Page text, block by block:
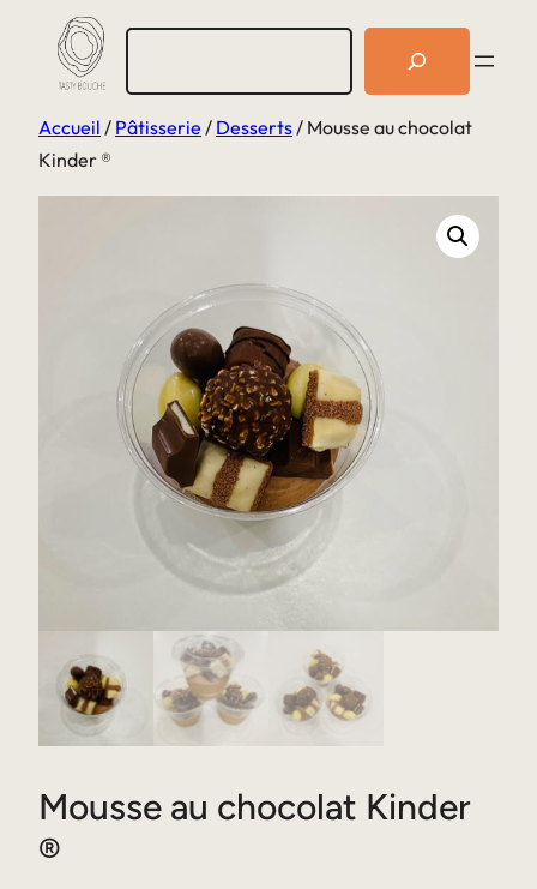
contenu
R
e
h
Accueil / Pâtisserie / Desserts/ Mousse au chocolat
Kinder ®
Mousse au chocolat Kinder
®